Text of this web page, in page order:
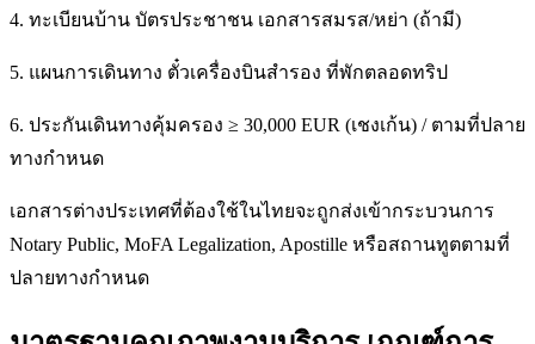
4. ทะเบียนบ้าน บัตรประชาชน เอกสารสมรส/หย่า (ถ้ามี)
5. แผนการเดินทาง ตั๋วเครื่องบินสำรอง ที่พักตลอดทริป
6. ประกันเดินทางคุ้มครอง ≥ 30,000 EUR (เชงเก้น) / ตามที่ปลาย
ทางกำหนด
เอกสารต่างประเทศที่ต้องใช้ในไทยจะถูกส่งเข้ากระบวนการ
Notary Public, MoFA Legalization, Apostille หรือสถานทูตตามที่
ปลายทางกำหนด